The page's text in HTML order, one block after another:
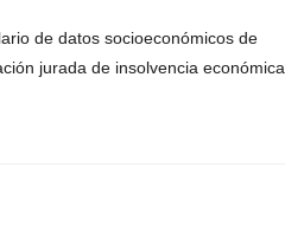
de datos socioeconómicos de
jurada de insolvencia económica.